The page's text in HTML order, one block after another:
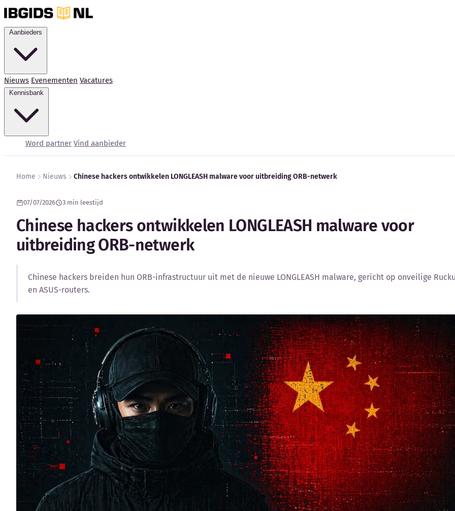
Nieuws Evenementen Vacatures
Word partner Vind aanbieder
Home Nieuws Chinese hackers ontwikkelen LONGLEASH malware voor uitbreiding ORB-netwerk
07/07/2026 3 min leestijd
Chinese hackers ontwikkelen LONGLEASH malware voor
uitbreiding ORB-netwerk
Chinese hackers breiden hun ORB-infrastructuur uit met de nieuwe LONGLEASH malware, gericht op onveilige
en ASUS-routers.